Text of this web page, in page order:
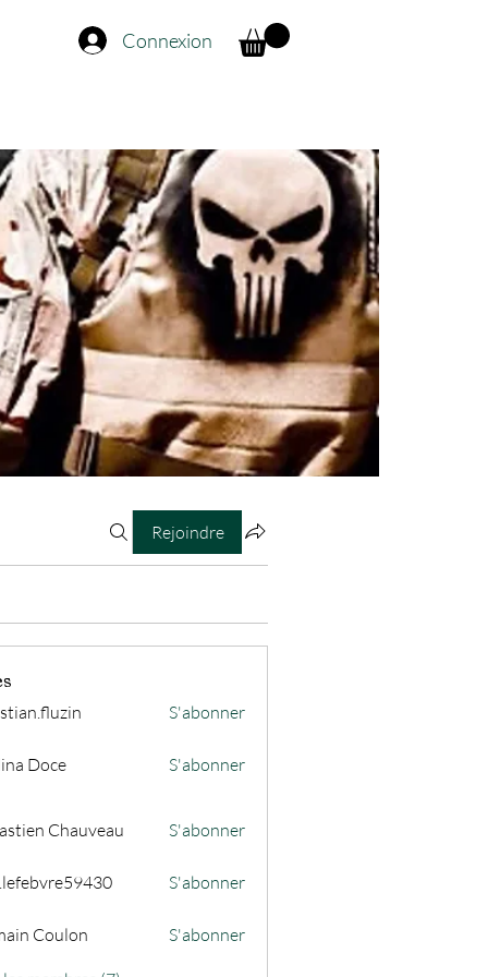
Connexion
Rejoindre
S'abonner
Doce S'abonner
Chauveau S'abonner
S'abonner
Coulon S'abonner